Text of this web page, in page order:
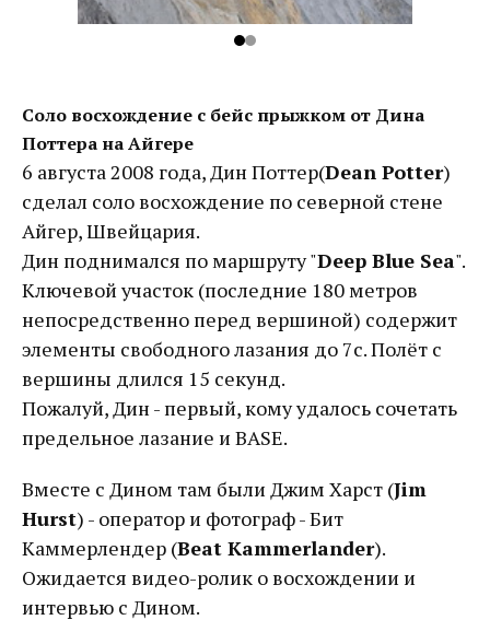
Соло восхождение с бейс прыжком от Дина
Поттера на Айгере
6 августа 2008 года, Дин Поттер(Dean Potter)
сделал соло восхождение по северной стене
Айгер, Швейцария.
Дин поднимался по маршруту "Deep Blue Sea".
Ключевой участок (последние 180 метров
непосредственно перед вершиной) содержит
элементы свободного лазания до 7с. Полёт с
вершины длился 15 секунд.
Пожалуй, Дин - первый, кому удалось сочетать
предельное лазание и BASE.
Вместе с Дином там были Джим Харст (Jim
Hurst) - оператор и фотограф - Бит
Каммерлендер (Beat Kammerlander).
Ожидается видео-ролик о восхождении и
интервью с Дином.